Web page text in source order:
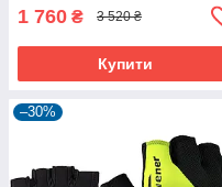
1 760 ₴ 3 520 ₴
Купити
–30%